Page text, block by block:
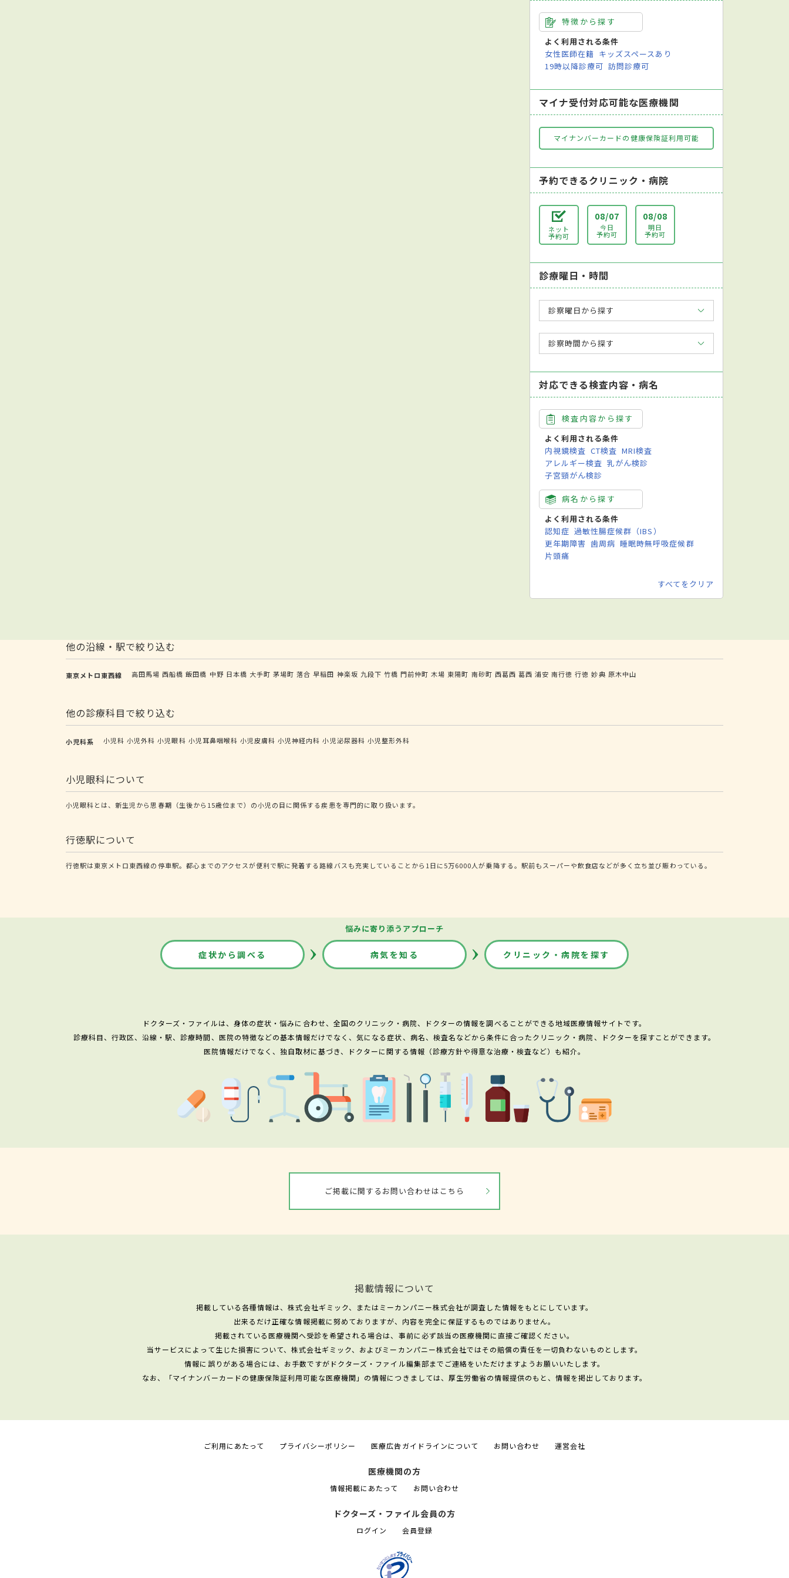
特徴から探す
よく利用される条件
女性医師在籍 キッズスペースあり
19時以降診療可 訪問診療可
マイナ受付対応可能な医療機関
マイナンバーカードの健康保険証利用可能
予約できるクリニック・病院
ネット
予約可
08/07
今日
予約可
08/08
明日
予約可
診療曜日・時間
診察曜日から探す
診察時間から探す
対応できる検査内容・病名
検査内容から探す
よく利用される条件
内視鏡検査 CT検査 MRI検査
アレルギー検査 乳がん検診
子宮頸がん検診
病名から探す
よく利用される条件
認知症 過敏性腸症候群（IBS）
更年期障害 歯周病 睡眠時無呼吸症候群
片頭痛
すべてをクリア
他の沿線・駅で絞り込む
東京メトロ東西線 高田馬場 西船橋 飯田橋 中野 日本橋 大手町 茅場町 落合 早稲田 神楽坂 九段下 竹橋 門前仲町 木場 東陽町 南砂町 西葛西 葛西 浦安 南行徳 行徳 妙典 原木中山
他の診療科目で絞り込む
小児科系 小児科 小児外科 小児眼科 小児耳鼻咽喉科 小児皮膚科 小児神経内科 小児泌尿器科 小児整形外科
小児眼科について
小児眼科とは、新生児から思春期（生後から15歳位まで）の小児の目に関係する疾患を専門的に取り扱います。
行徳駅について
行徳駅は東京メトロ東西線の停車駅。都心までのアクセスが便利で駅に発着する路線バスも充実していることから1日に5万6000人が乗降する。駅前もスーパーや飲食店などが多く立ち並び賑わっている。
悩みに寄り添うアプローチ
症状から調べる 病気を知る クリニック・病院を探す
ドクターズ・ファイルは、身体の症状・悩みに合わせ、全国のクリニック・病院、ドクターの情報を調べることができる地域医療情報サイトです。
診療科目、行政区、沿線・駅、診療時間、医院の特徴などの基本情報だけでなく、気になる症状、病名、検査名などから条件に合ったクリニック・病院、ドクターを探すことができます。
医院情報だけでなく、独自取材に基づき、ドクターに関する情報（診療方針や得意な治療・検査など）も紹介。
ご掲載に関するお問い合わせはこちら
掲載情報について
掲載している各種情報は、株式会社ギミック、またはミーカンパニー株式会社が調査した情報をもとにしています。
出来るだけ正確な情報掲載に努めておりますが、内容を完全に保証するものではありません。
掲載されている医療機関へ受診を希望される場合は、事前に必ず該当の医療機関に直接ご確認ください。
当サービスによって生じた損害について、株式会社ギミック、およびミーカンパニー株式会社ではその賠償の責任を一切負わないものとします。
情報に誤りがある場合には、お手数ですがドクターズ・ファイル編集部までご連絡をいただけますようお願いいたします。
なお、「マイナンバーカードの健康保険証利用可能な医療機関」の情報につきましては、厚生労働省の情報提供のもと、情報を掲出しております。
ご利用にあたって プライバシーポリシー 医療広告ガイドラインについて お問い合わせ 運営会社
医療機関の方
情報掲載にあたって お問い合わせ
ドクターズ・ファイル会員の方
ログイン 会員登録